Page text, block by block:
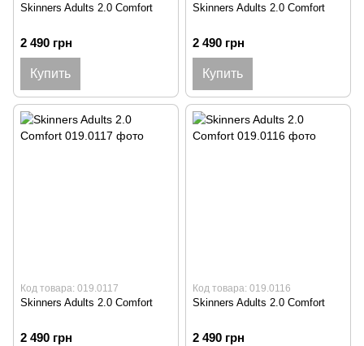
Skinners Adults 2.0 Comfort
2 490 грн
Купить
Skinners Adults 2.0 Comfort
2 490 грн
Купить
Код товара: 019.0117
Skinners Adults 2.0 Comfort
2 490 грн
Код товара: 019.0116
Skinners Adults 2.0 Comfort
2 490 грн